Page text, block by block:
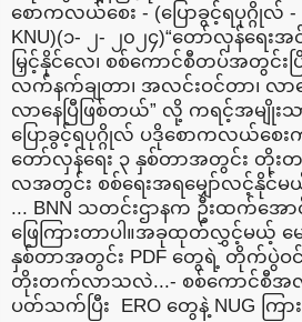
စောကလယ်စေး - (ပြောခွင့်ရပုဂ္ဂိုလ်
KNU)(၁- ၂- ၂၀၂၄)“တော်လှန်ရ
မြှင့်နိုင်လေ၊ စစ်ကောင်စီတပ်အတွင်း
လက်နက်ချတာ၊ အလင်းဝင်တာ၊ လာရ
လာနေပြီဖြစ်တယ်” လို့ ကရင့်အမျိုးသ
ပြောခွင့်ရပုဂ္ဂိုလ် ပဒိုစောကလယ်စေး
တော်လှန်ရေး ၃ နှစ်တာအတွင်း တိုး
လအတွင်း စစ်ရေးအရမျှော်လင့်နိုင်
... BNN သတင်းဌာနက ဦးထက်အော
ဖြေကြားတာပါ။အခုထုတ်လွှင့်မယ့် မေ
နှစ်တာအတွင်း PDF တွေရဲ့ တိုက်ပွဲ
တိုးတက်လာသလဲ...- စစ်ကောင်စီအ
ပတ်သက်ပြီး ERO တွေနဲ့ NUG က